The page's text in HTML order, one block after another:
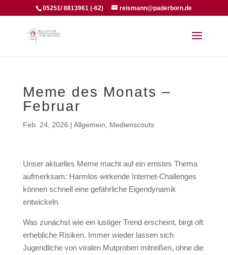
05251/ 8813961 (-62) reismann@paderborn.de
Meme des Monats –
Februar
Feb. 24, 2026 | Allgemein Medienscouts
Unser aktuelles Meme macht auf ein ernstes Thema
aufmerksam: Harmlos wirkende Internet-Challenges
können schnell eine gefährliche Eigendynamik
entwickeln.
Was zunächst wie ein lustiger Trend erscheint, birgt oft
erhebliche Risiken. Immer wieder lassen sich
Jugendliche von viralen Mutproben mitreißen, ohne die